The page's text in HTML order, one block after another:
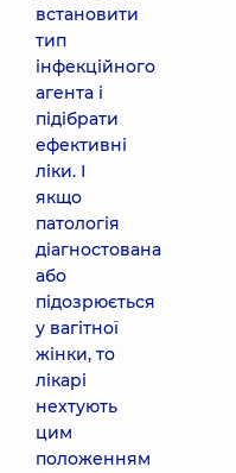
встановити
тип
інфекційного
агента і
підібрати
ефективні
ліки. І
якщо
патологія
діагностована
або
підозрюється
у вагітної
жінки, то
лікарі
нехтують
цим
положенням